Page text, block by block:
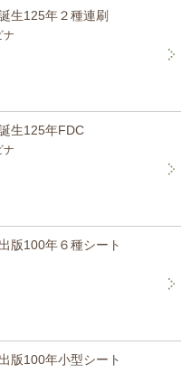
生125年２種連刷
ナ
生125年FDC
ナ
版100年６種シート
版100年小型シート